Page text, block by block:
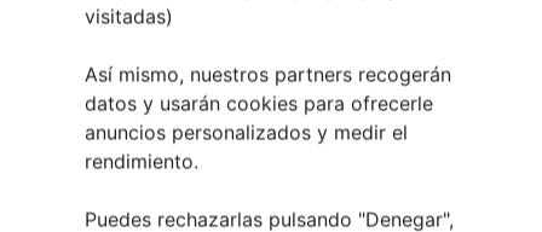
visitadas)
Así mismo, nuestros partners recogerán
datos y usarán cookies para ofrecerle
anuncios personalizados y medir el
rendimiento.
Puedes rechazarlas pulsando "Denegar",